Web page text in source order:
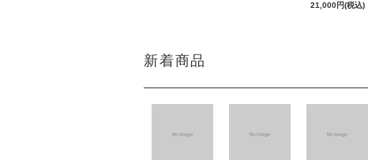
21,000円(税込)
新着商品